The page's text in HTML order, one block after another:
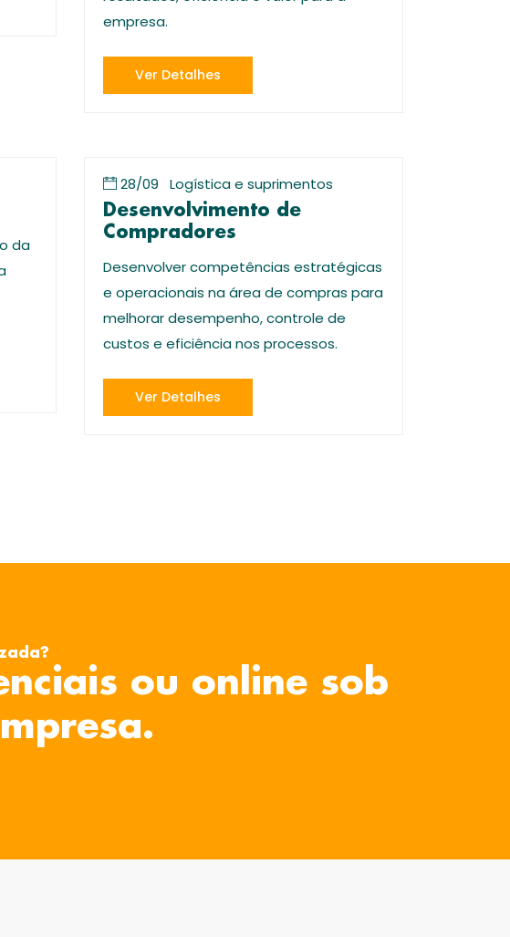
empresa.
Ver Detalhes
da
28/09 Logística e suprimentos
Desenvolvimento de
Compradores
Desenvolver competências estratégicas
e operacionais na área de compras para
melhorar desempenho, controle de
custos e eficiência nos processos.
Ver Detalhes
ou online sob